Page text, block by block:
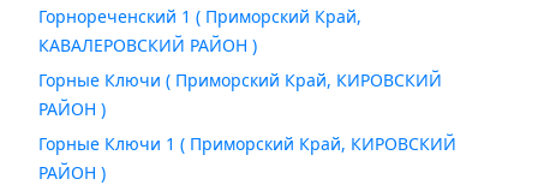
Горнореченский 1 ( Приморский Край,
КАВАЛЕРОВСКИЙ РАЙОН )
Горные Ключи ( Приморский Край, КИРОВСКИЙ
РАЙОН )
Горные Ключи 1 ( Приморский Край, КИРОВСКИЙ
РАЙОН )